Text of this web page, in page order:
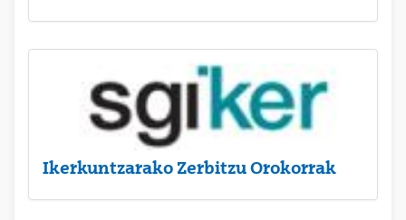
Ikerkuntzarako Zerbitzu Orokorrak